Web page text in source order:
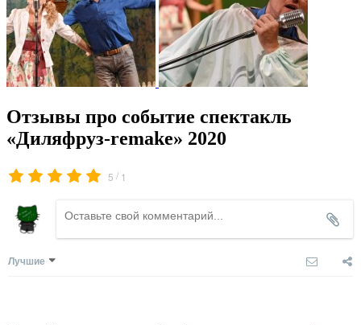
Отзывы про событие спектакль
«Диляфруз-remake» 2020
5 / 1
Лучшие